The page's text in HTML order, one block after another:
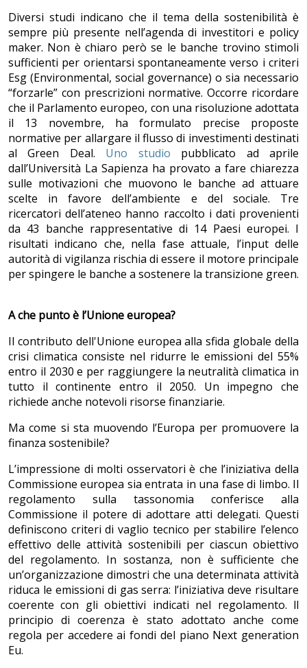
Diversi studi indicano che il tema della sostenibilità è
sempre più presente nell’agenda di investitori e policy
maker. Non è chiaro però se le banche trovino stimoli
sufficienti per orientarsi spontaneamente verso i criteri
Esg (Environmental, social governance) o sia necessario
“forzarle” con prescrizioni normative. Occorre ricordare
che il Parlamento europeo, con una risoluzione adottata
il 13 novembre, ha formulato precise proposte
normative per allargare il flusso di investimenti destinati
al Green Deal. Uno studio pubblicato ad aprile
dall’Università La Sapienza ha provato a fare chiarezza
sulle motivazioni che muovono le banche ad attuare
scelte in favore dell’ambiente e del sociale. Tre
ricercatori dell’ateneo hanno raccolto i dati provenienti
da 43 banche rappresentative di 14 Paesi europei. I
risultati indicano che, nella fase attuale, l’input delle
autorità di vigilanza rischia di essere il motore principale
per spingere le banche a sostenere la transizione green.
A che punto è l’Unione europea?
Il contributo dell'Unione europea alla sfida globale della
crisi climatica consiste nel ridurre le emissioni del 55%
entro il 2030 e per raggiungere la neutralità climatica in
tutto il continente entro il 2050. Un impegno che
richiede anche notevoli risorse finanziarie.
Ma come si sta muovendo l’Europa per promuovere la
finanza sostenibile?
L’impressione di molti osservatori è che l’iniziativa della
Commissione europea sia entrata in una fase di limbo. Il
regolamento sulla tassonomia conferisce alla
Commissione il potere di adottare atti delegati. Questi
definiscono criteri di vaglio tecnico per stabilire l’elenco
effettivo delle attività sostenibili per ciascun obiettivo
del regolamento. In sostanza, non è sufficiente che
un’organizzazione dimostri che una determinata attività
riduca le emissioni di gas serra: l’iniziativa deve risultare
coerente con gli obiettivi indicati nel regolamento. ll
principio di coerenza è stato adottato anche come
regola per accedere ai fondi del piano Next generation
Eu.